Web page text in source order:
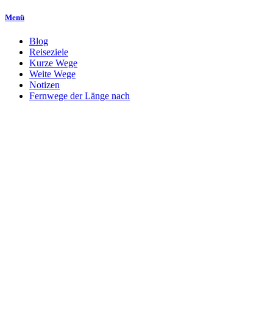
Menü
Blog
Reiseziele
Kurze Wege
Weite Wege
Notizen
Fernwege der Länge nach